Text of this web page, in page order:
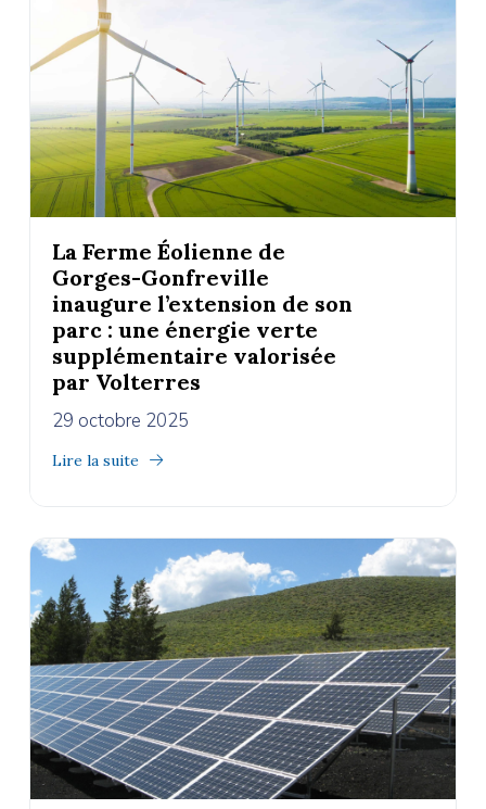
La Ferme Éolienne de
Gorges-Gonfreville
inaugure l’extension de son
parc : une énergie verte
supplémentaire valorisée
par Volterres
29 octobre 2025
Lire la suite